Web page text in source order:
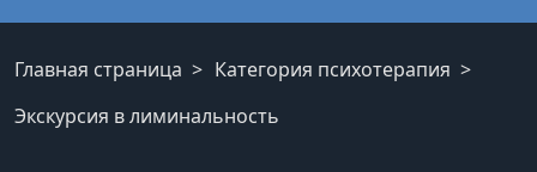
Главная страница
Категория психотерапия
Экскурсия в лиминальность